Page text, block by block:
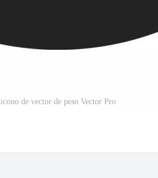
icono de vector de peso Vector Pro